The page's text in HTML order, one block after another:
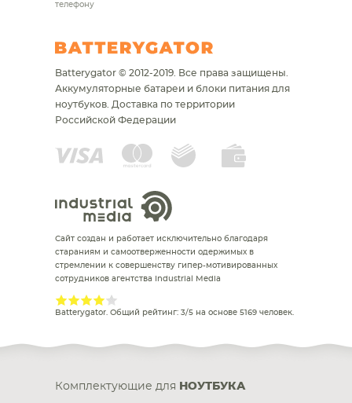
телефону
Batterygator © 2012-2019. Все права защищены.
Аккумуляторные батареи и блоки питания для
ноутбуков. Доставка по территории
Российской Федерации
Сайт создан и работает исключительно благодаря
стараниям и самоотверженности одержимых в
стремлении к совершенству гипер-мотивированных
сотрудников агентства Industrial Media
Batterygator. Общий рейтинг: 3/5 на основе 5169 человек.
Комплектующие для НОУТБУКА